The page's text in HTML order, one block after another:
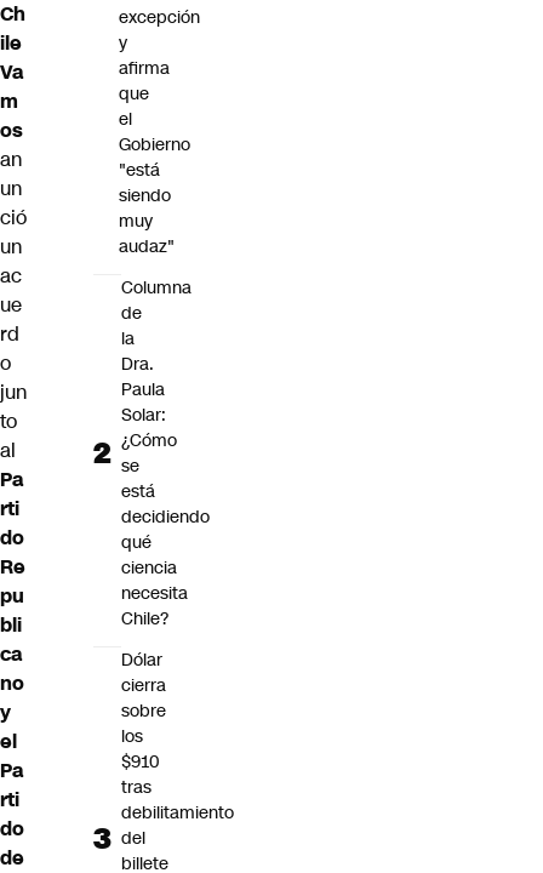
Ch
ile
Va
m
os
an
un
ció
un
ac
ue
rd
o
jun
to
al
Pa
rti
do
Re
pu
bli
ca
no
y
el
Pa
rti
do
de
excepción
y
afirma
que
el
Gobierno
"está
siendo
muy
audaz"
Columna
de
la
Dra.
Paula
Solar:
¿Cómo
se
está
decidiendo
qué
ciencia
necesita
Chile?
Dólar
cierra
sobre
los
$910
tras
debilitamiento
del
billete